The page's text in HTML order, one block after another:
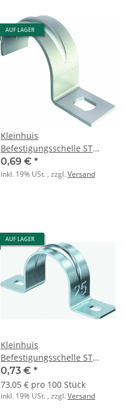
AUF LAGER
Kleinhuis
Befestigungsschelle ST
einlappig M25
0,69 € *
inkl. 19% USt. , zzgl.Versand
AUF LAGER
Kleinhuis
Befestigungsschelle ST
zweilappig M25
0,73 € *
73,05 € pro 100 Stück
inkl. 19% USt. , zzgl.Versand